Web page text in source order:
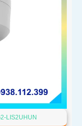
LIS2UHUN